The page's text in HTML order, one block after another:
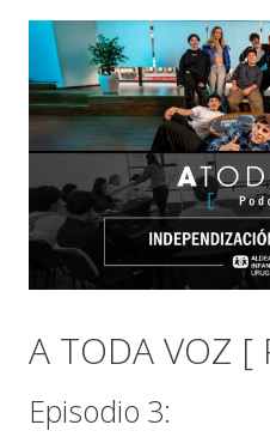
A TODA VOZ
Episodio 3: